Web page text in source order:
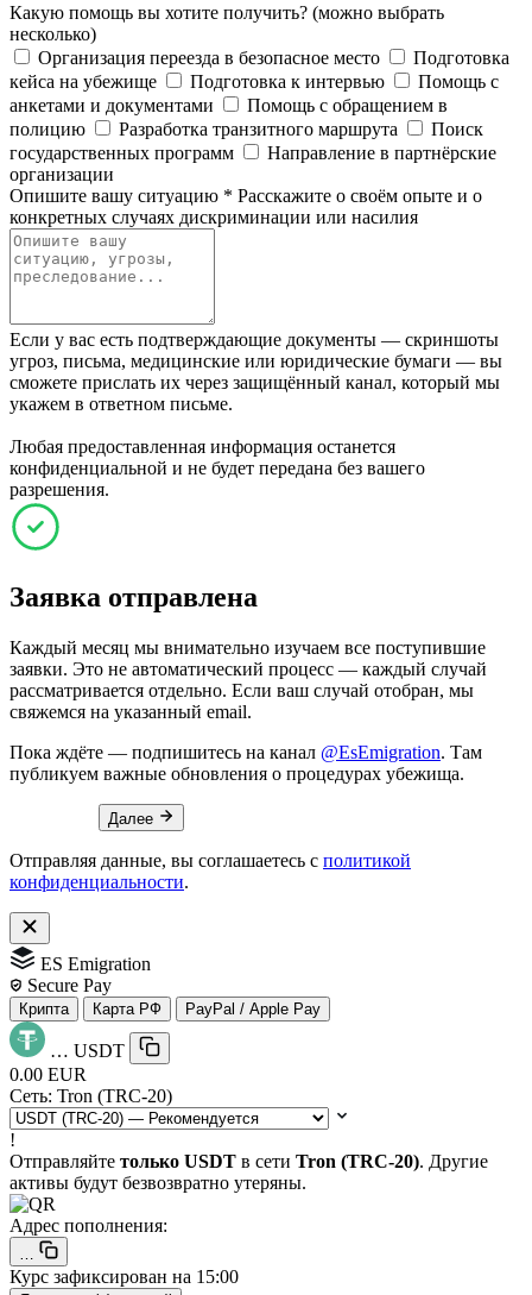
Какую помощь вы хотите получить? (можно выбрать
несколько)
Организация переезда в безопасное место
Подготовка
кейса на убежище
Подготовка к интервью
Помощь с
анкетами и документами
Помощь с обращением в
полицию
Разработка транзитного маршрута
Поиск
государственных программ
Направление в партнёрские
организации
Опишите вашу ситуацию * Расскажите о своём опыте и о
конкретных случаях дискриминации или насилия
Если у вас есть подтверждающие документы — скриншоты
угроз, письма, медицинские или юридические бумаги — вы
сможете прислать их через защищённый канал, который мы
укажем в ответном письме.
Любая предоставленная информация останется
конфиденциальной и не будет передана без вашего
разрешения.
Заявка отправлена
Каждый месяц мы внимательно изучаем все поступившие
заявки. Это не автоматический процесс — каждый случай
рассматривается отдельно. Если ваш случай отобран, мы
свяжемся на указанный email.
Пока ждёте — подпишитесь на канал @EsEmigration. Там
публикуем важные обновления о процедурах убежища.
Далее
Отправляя данные, вы соглашаетесь с политикой
конфиденциальности.
ES Emigration
Secure Pay
Крипта Карта РФ PayPal / Apple Pay
… USDT
0.00 EUR
Сеть: Tron (TRC-20)
!
Отправляйте только USDT в сети Tron (TRC-20). Другие
активы будут безвозвратно утеряны.
Адрес пополнения:
Курс зафиксирован на 15:00